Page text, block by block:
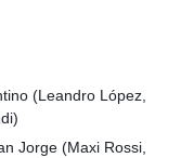
(Leandro López,
Jorge (Maxi Rossi,